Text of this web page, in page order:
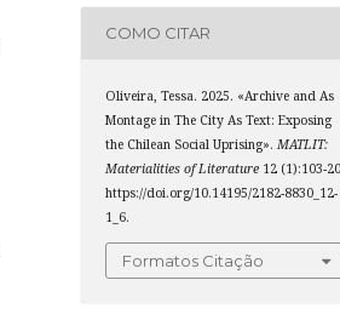
COMO CITAR
Oliveira, Tessa. 2025. «Archive and As
Montage in The City As Text: Exposing
the Chilean Social Uprising».MATLIT:
Materialities of Literature 12 (1):103-
https://doi.org/10.14195/2182-8830_12-
1_6.
Formatos Citação